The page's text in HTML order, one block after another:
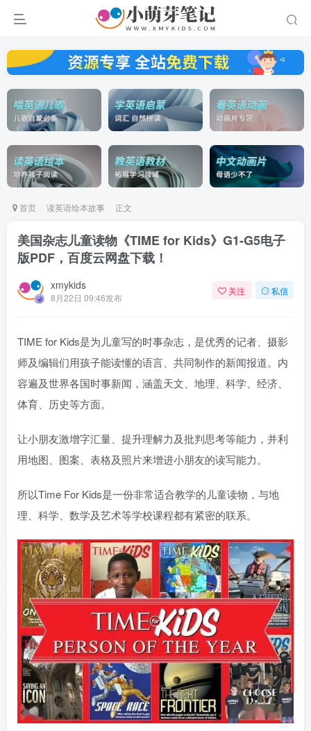
首页 读英语绘本故事 正文
美国杂志儿童读物《TIME for Kids》G1-G5电子
版PDF，百度云网盘下载！
xmykids
8月22日 09:46发布
关注 私信
TIME for Kids是为儿童写的时事杂志，是优秀的记者、摄影
师及编辑们用孩子能读懂的语言、共同制作的新闻报道。内
容遍及世界各国时事新闻，涵盖天文、地理、科学、经济、
体育、历史等方面。
让小朋友激增字汇量、提升理解力及批判思考等能力，并利
用地图、图案、表格及照片来增进小朋友的读写能力。
所以Time For Kids是一份非常适合教学的儿童读物，与地
理、科学、数学及艺术等学校课程都有紧密的联系。